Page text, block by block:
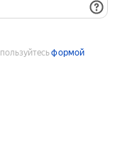
формой